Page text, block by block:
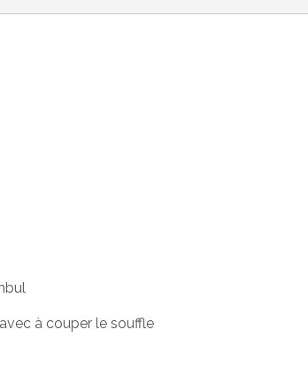
à couper le souffle